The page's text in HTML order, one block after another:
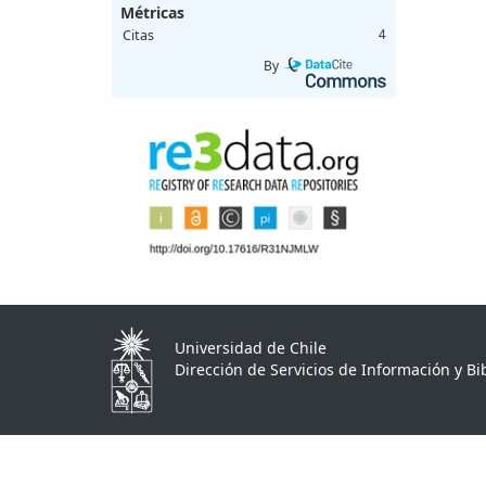
Métricas
Citas 4
By
Universidad de Chile
Dirección de Servicios de Información y